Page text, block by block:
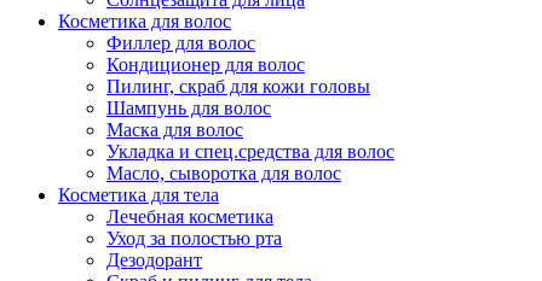
Косметика для волос
Филлер для волос
Кондиционер для волос
Пилинг, скраб для кожи головы
Шампунь для волос
Маска для волос
Укладка и спец.средства для волос
Масло, сыворотка для волос
Косметика для тела
Лечебная косметика
Уход за полостью рта
Дезодорант